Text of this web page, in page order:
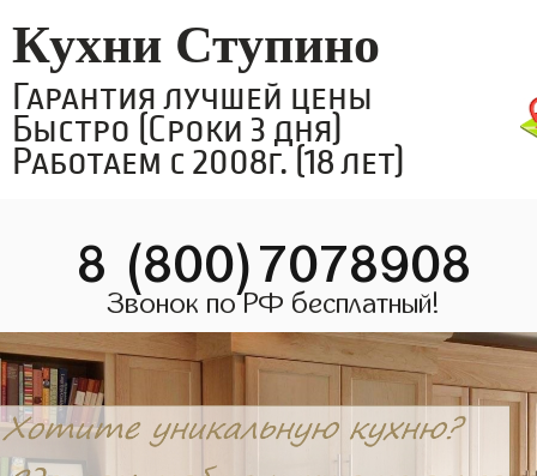
Кухни Ступино
Гарантия лучшей цены
Быстро (Сроки 3 дня)
Работаем с 2008г. (18 лет)
8 (800)7078908
Звонок по РФ бесплатный!